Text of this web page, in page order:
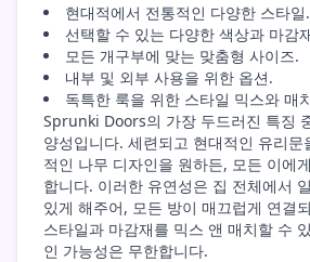
현대적에서 전통적인 다양한 스타일.
선택할 수 있는 다양한 색상과 마감
모든 개구부에 맞는 맞춤형 사이즈.
내부 및 외부 사용을 위한 옵션.
독특한 룩을 위한 스타일 믹스와 매
Sprunki Doors의 가장 두드러진 특징
양성입니다. 세련되고 현대적인 유리문
적인 나무 디자인을 원하든, 모든 이에
합니다. 이러한 유연성은 집 전체에서
있게 해주어, 모든 방이 매끄럽게 연결
스타일과 마감재를 믹스 앤 매치할 수
인 가능성은 무한합니다.